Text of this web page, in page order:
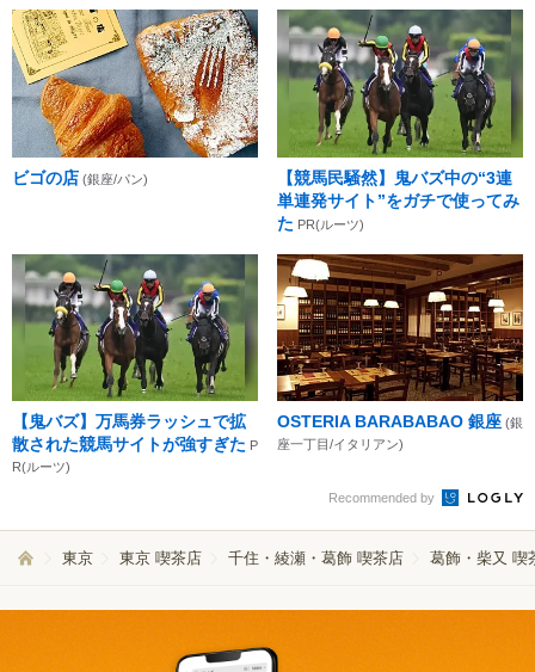
ビゴの店 (銀座/パン)
【競馬民騒然】鬼バズ中の“3連
単連発サイト”をガチで使ってみ
た PR(ルーツ)
【鬼バズ】万馬券ラッシュで拡
散された競馬サイトが強すぎた P
R(ルーツ)
OSTERIA BARABABAO 銀座 (銀
座一丁目/イタリアン)
Recommended by
東京 東京 喫茶店 千住・綾瀬・葛飾 喫茶店 葛飾・柴又 喫